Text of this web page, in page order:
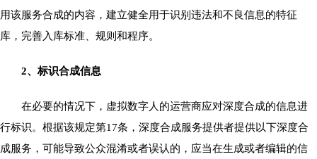
用该服务合成的内容，建立健全用于识别违法和不良信息的特征
库，完善入库标准、规则和程序。
2、标识合成信息
在必要的情况下，虚拟数字人的运营商应对深度合成的信息进
行标识。根据该规定第17条，深度合成服务提供者提供以下深度合
成服务，可能导致公众混淆或者误认的，应当在生成或者编辑的信